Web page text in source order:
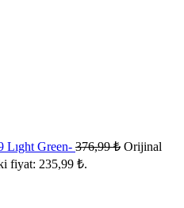
Green- 376,99₺ Orijinal
fiyat: 235,99 ₺.